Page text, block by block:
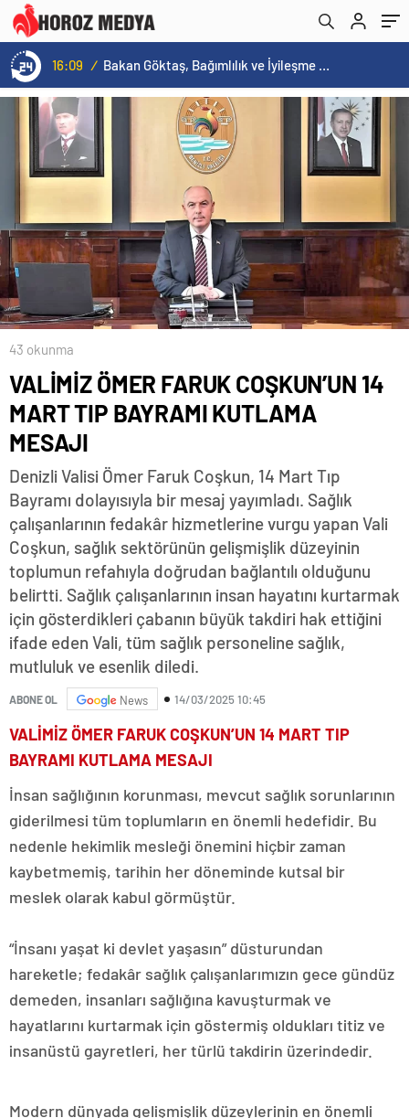
16:09 / Bakan Göktaş, Bağımlılık ve İyileşme Konulu Kadın Forumu’nda konuştu:
43 okunma
VALİMİZ ÖMER FARUK COŞKUN’UN 14
MART TIP BAYRAMI KUTLAMA
MESAJI
Denizli Valisi Ömer Faruk Coşkun, 14 Mart Tıp
Bayramı dolayısıyla bir mesaj yayımladı. Sağlık
çalışanlarının fedakâr hizmetlerine vurgu yapan Vali
Coşkun, sağlık sektörünün gelişmişlik düzeyinin
toplumun refahıyla doğrudan bağlantılı olduğunu
belirtti. Sağlık çalışanlarının insan hayatını kurtarmak
için gösterdikleri çabanın büyük takdiri hak ettiğini
ifade eden Vali, tüm sağlık personeline sağlık,
mutluluk ve esenlik diledi.
ABONE OL News 14/03/2025 10:45
VALİMİZ ÖMER FARUK COŞKUN’UN 14 MART TIP
BAYRAMI KUTLAMA MESAJI
İnsan sağlığının korunması, mevcut sağlık sorunlarının
giderilmesi tüm toplumların en önemli hedefidir. Bu
nedenle hekimlik mesleği önemini hiçbir zaman
kaybetmemiş, tarihin her döneminde kutsal bir
meslek olarak kabul görmüştür.
“İnsanı yaşat ki devlet yaşasın” düsturundan
hareketle; fedakâr sağlık çalışanlarımızın gece gündüz
demeden, insanları sağlığına kavuşturmak ve
hayatlarını kurtarmak için göstermiş oldukları titiz ve
insanüstü gayretleri, her türlü takdirin üzerindedir.
Modern dünyada gelişmişlik düzeylerinin en önemli